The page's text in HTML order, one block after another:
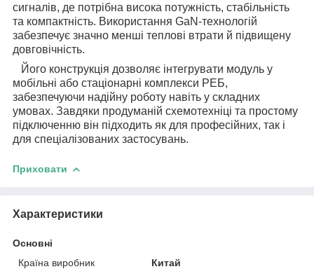
сигналів, де потрібна висока потужність, стабільність
та компактність. Використання GaN-технологій
забезпечує значно менші теплові втрати й підвищену
довговічність.
Його конструкція дозволяє інтегрувати модуль у
мобільні або стаціонарні комплекси РЕБ,
забезпечуючи надійну роботу навіть у складних
умовах. Завдяки продуманій схемотехніці та простому
підключенню він підходить як для професійних, так і
для спеціалізованих застосувань.
Приховати
Характеристики
Основні
Країна виробник
Китай